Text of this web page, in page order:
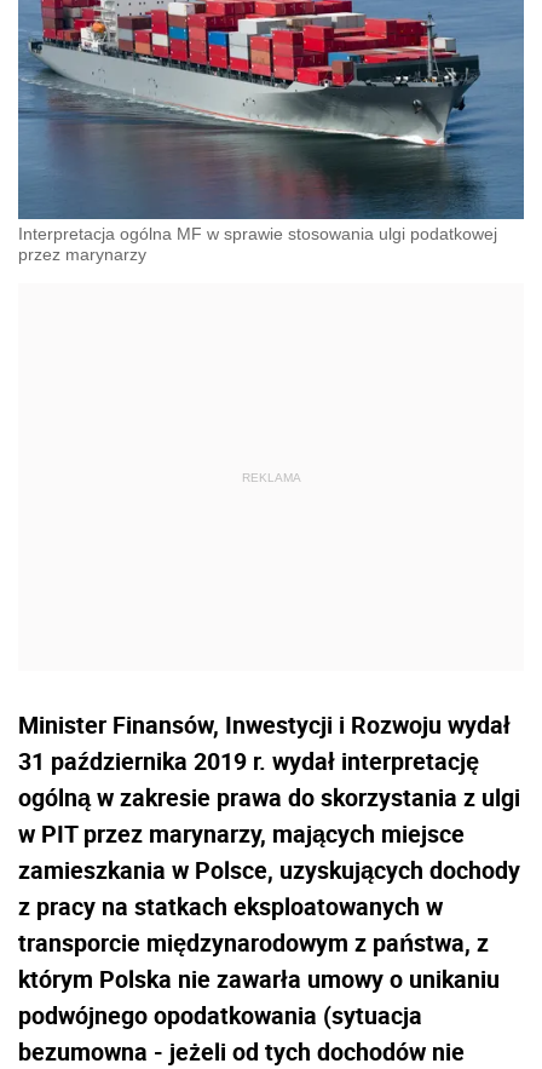
Interpretacja ogólna MF w sprawie stosowania ulgi podatkowej
przez marynarzy
Minister Finansów, Inwestycji i Rozwoju wydał
31 października 2019 r. wydał interpretację
ogólną w zakresie prawa do skorzystania z ulgi
w PIT przez marynarzy, mających miejsce
zamieszkania w Polsce, uzyskujących dochody
z pracy na statkach eksploatowanych w
transporcie międzynarodowym z państwa, z
którym Polska nie zawarła umowy o unikaniu
podwójnego opodatkowania (sytuacja
bezumowna - jeżeli od tych dochodów nie